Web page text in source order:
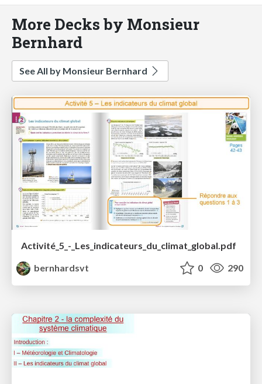
More Decks by Monsieur
Bernhard
See All by Monsieur Bernhard
Activité_5_-_Les_indicateurs_du_climat_global.pdf
bernhardsvt
0 290